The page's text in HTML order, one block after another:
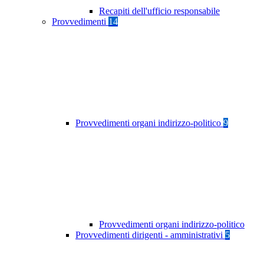
Recapiti dell'ufficio responsabile
Provvedimenti 14
Provvedimenti organi indirizzo-politico 9
Provvedimenti organi indirizzo-politico
Provvedimenti dirigenti - amministrativi 5